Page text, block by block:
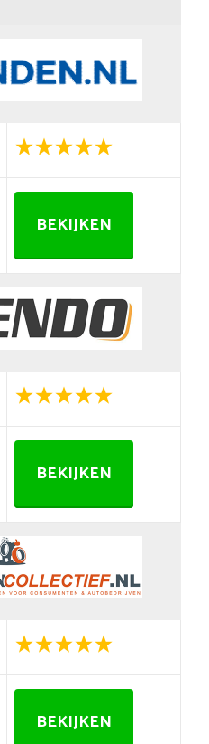
BEKIJKEN
BEKIJKEN
BEKIJKEN